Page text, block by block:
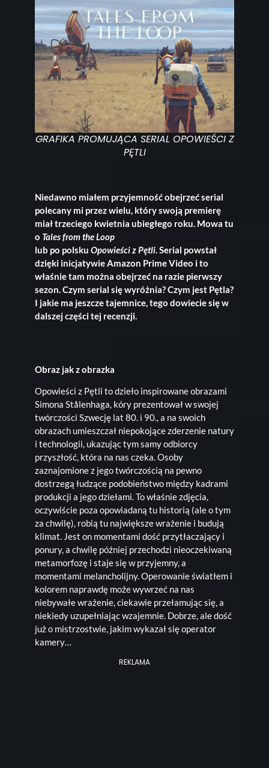
GRAFIKA PROMUJĄCA SERIAL OPOWIEŚCI Z
PĘTLI
Niedawno miałem przyjemność obejrzeć serial
polecany mi przez wielu, który swoją premierę
miał trzeciego kwietnia ubiegłego roku. Mowa tu
o Tales from the Loop
lub po polsku Opowieści z Pętli. Serial powstał
dzięki inicjatywie Amazon Prime Video i to
właśnie tam można obejrzeć na razie pierwszy
sezon. Czym serial się wyróżnia? Czym jest Pętla?
I jakie ma jeszcze tajemnice, tego dowiecie się w
dalszej części tej recenzji.
Obraz jak z obrazka
Opowieści z Pętli to dzieło inspirowane obrazami
Simona Stålenhaga, kóry prezentował w swojej
twórczości Szwecję lat 80. i 90., a na swoich
obrazach umieszczał niepokojące zderzenie natury
i technologii, ukazując tym samy odbiorcy
przyszłość, która na nas czeka. Osoby
zaznajomione z jego twórczością na pewno
dostrzegą łudzące podobieństwo między kadrami
produkcji a jego dziełami. To właśnie zdjęcia,
oczywiście poza opowiadaną tu historią (ale o tym
za chwilę), robią tu największe wrażenie i budują
klimat. Jest on momentami dość przytłaczający i
ponury, a chwilę później przechodzi nieoczekiwaną
metamorfozę i staje się w przyjemny, a
momentami melancholijny. Operowanie światłem i
kolorem naprawdę może wywrzeć na nas
niebywałe wrażenie, ciekawie przełamując się, a
niekiedy uzupełniając wzajemnie. Dobrze, ale dość
już o mistrzostwie, jakim wykazał się operator
kamery…
REKLAMA